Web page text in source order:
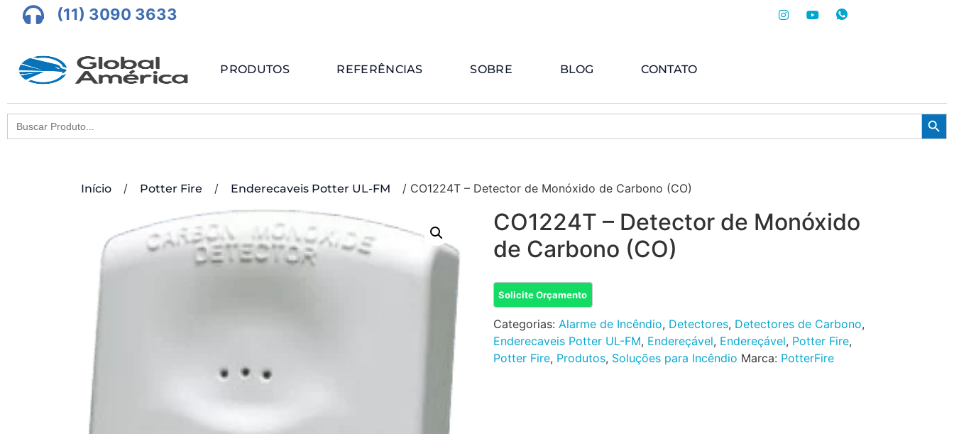
(11) 3090 3633
PRODUTOS REFERÊNCIAS SOBRE BLOG CONTATO
Search
for:
Início / Potter Fire / Enderecaveis Potter UL-FM / CO1224T – Detector de Monóxido de Carbono (CO)
CO1224T – Detector de Monóxido
de Carbono (CO)
Solicite Orçamento
Categorias: Alarme de Incêndio, Detectores, Detectores de Carbono,
Enderecaveis Potter UL-FM, Endereçável, Endereçável, Potter Fire,
Potter Fire, Produtos, Soluções para Incêndio Marca: PotterFire